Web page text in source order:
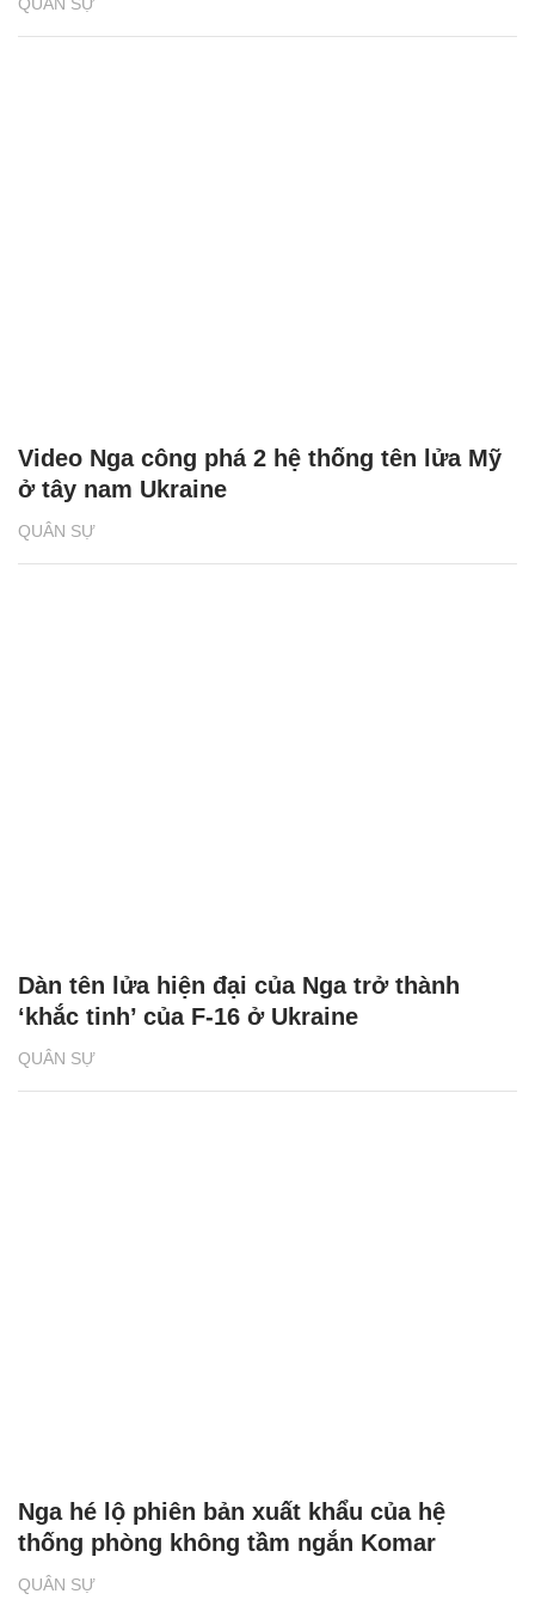
QUÂN SỰ
QUÂN SỰ
Video Nga công phá 2 hệ thống tên lửa Mỹ
ở tây nam Ukraine
QUÂN SỰ
Dàn tên lửa hiện đại của Nga trở thành
‘khắc tinh’ của F-16 ở Ukraine
QUÂN SỰ
Nga hé lộ phiên bản xuất khẩu của hệ
thống phòng không tầm ngắn Komar